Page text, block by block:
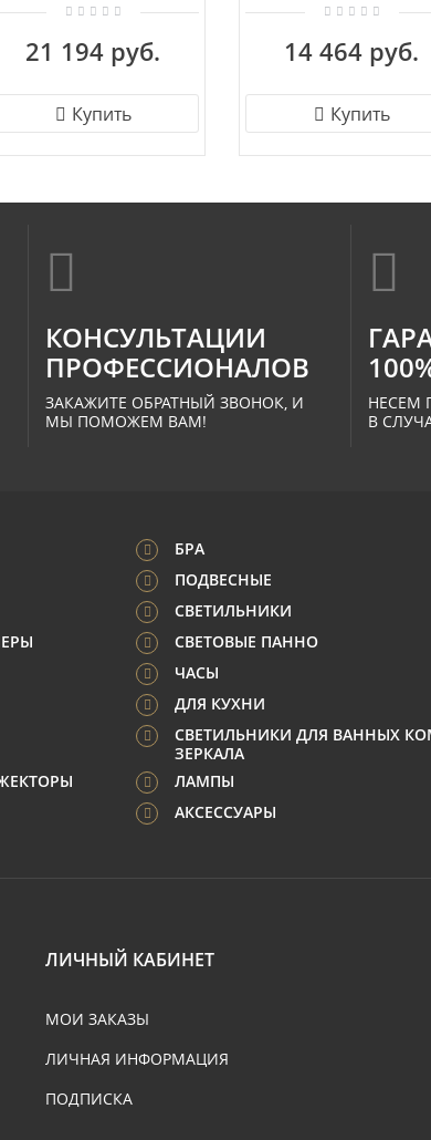
19051B/H2/35IV NB
21 194 руб.
Купить
77071B/34 Ni
14 464 руб.
Купить
КОНСУЛЬТАЦИИ
ПРОФЕССИОНАЛОВ
ЗАКАЖИТЕ ОБРАТНЫЙ ЗВОНОК, И
МЫ ПОМОЖЕМ ВАМ!
НЕСЕМ
В
БРА
ПОДВЕСНЫЕ
СВЕТИЛЬНИКИ
СВЕТОВЫЕ ПАННО
ЧАСЫ
ДЛЯ КУХНИ
СВЕТИЛЬНИКИ ДЛЯ ВАННЫХ
ЗЕРКАЛА
ЛАМПЫ
АКСЕССУАРЫ
ЛИЧНЫЙ КАБИНЕТ
МОИ ЗАКАЗЫ
ЛИЧНАЯ ИНФОРМАЦИЯ
ПОДПИСКА